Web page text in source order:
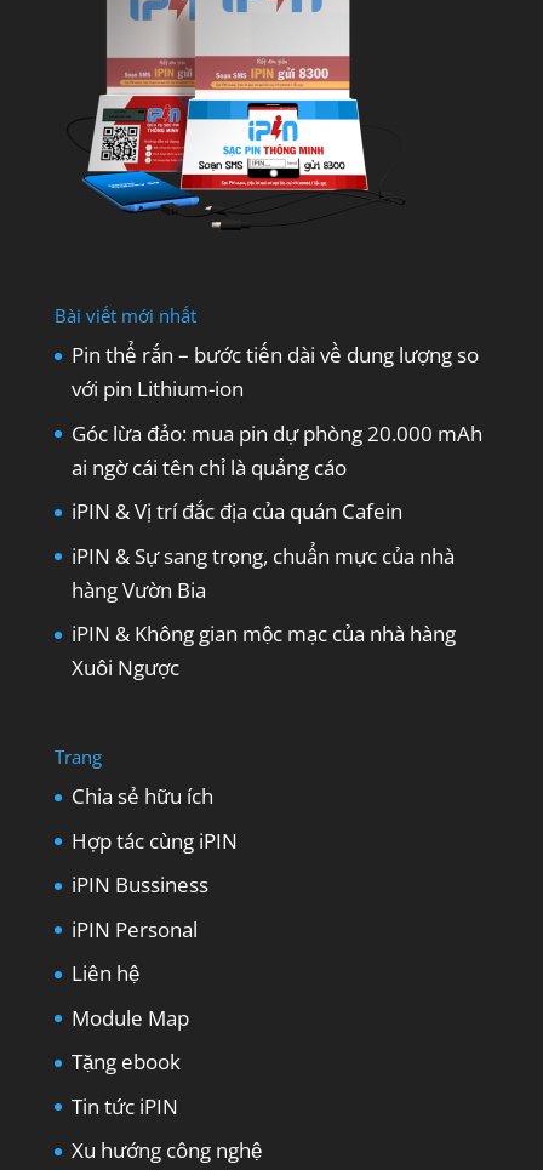
Bài viết mới nhất
Pin thể rắn – bước tiến dài về dung lượng so
với pin Lithium-ion
Góc lừa đảo: mua pin dự phòng 20.000 mAh
ai ngờ cái tên chỉ là quảng cáo
iPIN & Vị trí đắc địa của quán Cafein
iPIN & Sự sang trọng, chuẩn mực của nhà
hàng Vườn Bia
iPIN & Không gian mộc mạc của nhà hàng
Xuôi Ngược
Trang
Chia sẻ hữu ích
Hợp tác cùng iPIN
iPIN Bussiness
iPIN Personal
Liên hệ
Module Map
Tặng ebook
Tin tức iPIN
Xu hướng công nghệ